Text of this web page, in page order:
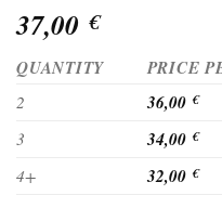
37,00 €
QUANTITY PRICE
2 36,00 €
3 34,00 €
4+ 32,00 €